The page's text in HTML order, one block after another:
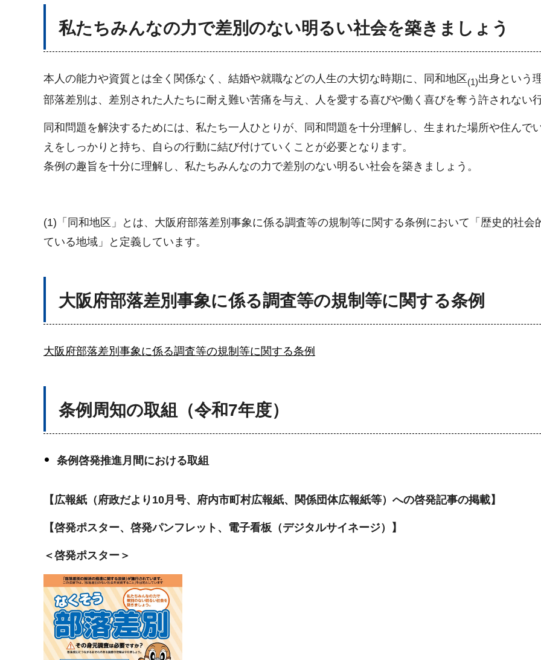
私たちみんなの力で差別のない明るい社会を築きましょう
本人の能力や資質とは全く関係なく、結婚や就職などの人生の大切な時期に、同和地区 (1)出身という
部落差別は、差別された人たちに耐え難い苦痛を与え、人を愛する喜びや働く喜びを奪う許されない
同和問題を解決するためには、私たち一人ひとりが、同和問題を十分理解し、生まれた場所や住んで
えをしっかりと持ち、自らの行動に結び付けていくことが必要となります。
条例の趣旨を十分に理解し、私たちみんなの力で差別のない明るい社会を築きましょう。
(1)「同和地区」とは、大阪府部落差別事象に係る調査等の規制等に関する条例において「歴史的社
ている地域」と定義しています。
大阪府部落差別事象に係る調査等の規制等に関する条例
大阪府部落差別事象に係る調査等の規制等に関する条例
条例周知の取組（令和7年度）
条例啓発推進月間における取組
【広報紙（府政だより10月号、府内市町村広報紙、関係団体広報紙等）への啓発記事の掲載】
【啓発ポスター、啓発パンフレット、電子看板（デジタルサイネージ）】
＜啓発ポスター＞